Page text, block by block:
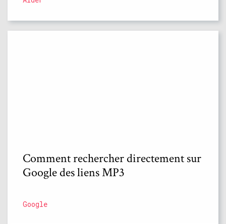
Comment rechercher directement sur
Google des liens MP3
Google